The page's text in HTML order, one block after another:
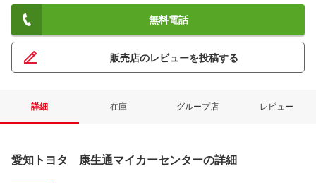
無料電話
販売店のレビューを投稿する
詳細 在庫 グループ店 レビュー
愛知トヨタ 康生通マイカーセンターの詳細